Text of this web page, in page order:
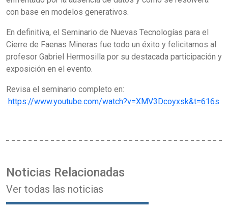
con base en modelos generativos.
En definitiva, el Seminario de Nuevas Tecnologías para el
Cierre de Faenas Mineras fue todo un éxito y felicitamos al
profesor Gabriel Hermosilla por su destacada participación y
exposición en el evento.
Revisa el seminario completo en:
https://www.youtube.com/watch?v=XMV3Dcoyxsk&t=616s
Noticias Relacionadas
Ver todas las noticias